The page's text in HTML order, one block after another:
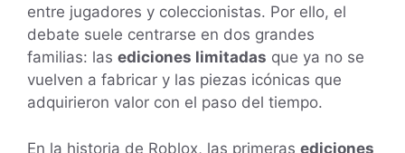
entre jugadores y coleccionistas. Por ello, el
debate suele centrarse en dos grandes
familias: las ediciones limitadas que ya no se
vuelven a fabricar y las piezas icónicas que
adquirieron valor con el paso del tiempo.
En la historia de Roblox, las primeras ediciones